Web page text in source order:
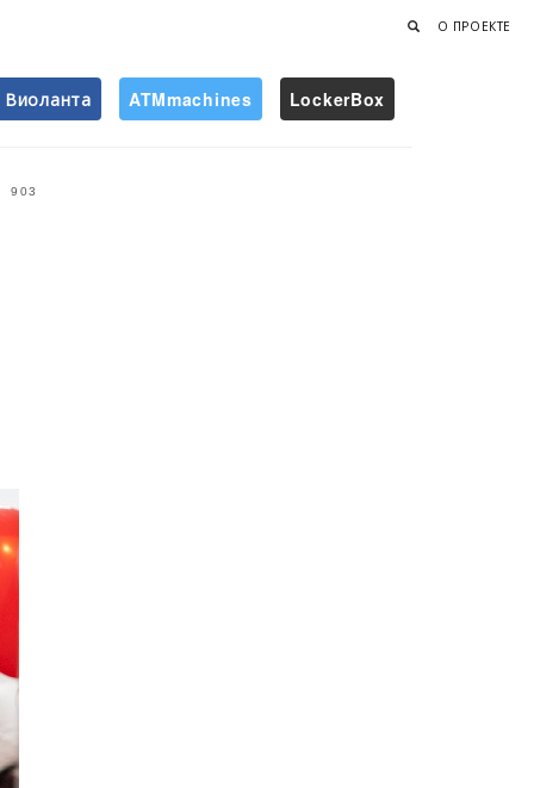
О ПРОЕКТЕ
Виоланта ATMmachines LockerBox
903